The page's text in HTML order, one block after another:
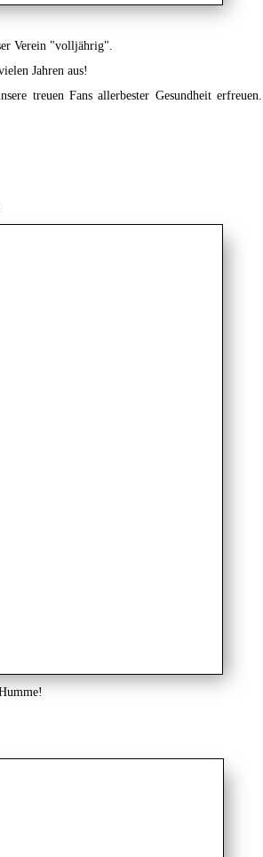
Verein "volljährig".
Jahren aus!
treuen Fans allerbester Gesundheit erfreuen.